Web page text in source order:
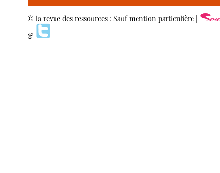
© la revue des ressources : Sauf mention particulière |
&